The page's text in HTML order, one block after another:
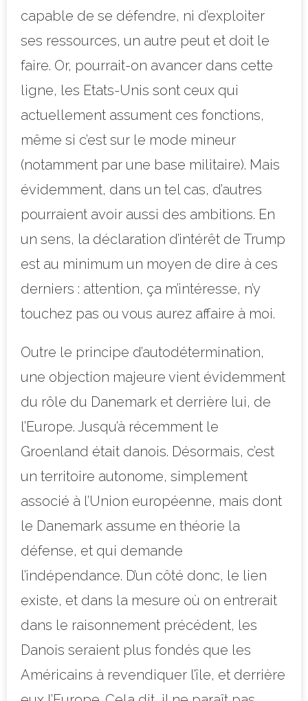
capable de se défendre, ni d’exploiter
ses ressources, un autre peut et doit le
faire. Or, pourrait-on avancer dans cette
ligne, les Etats-Unis sont ceux qui
actuellement assument ces fonctions,
même si c’est sur le mode mineur
(notamment par une base militaire). Mais
évidemment, dans un tel cas, d’autres
pourraient avoir aussi des ambitions. En
un sens, la déclaration d’intérêt de Trump
est au minimum un moyen de dire à ces
derniers : attention, ça m’intéresse, n’y
touchez pas ou vous aurez affaire à moi.
Outre le principe d’autodétermination,
une objection majeure vient évidemment
du rôle du Danemark et derrière lui, de
l’Europe. Jusqu’à récemment le
Groenland était danois. Désormais, c’est
un territoire autonome, simplement
associé à l’Union européenne, mais dont
le Danemark assume en théorie la
défense, et qui demande
l’indépendance. D’un côté donc, le lien
existe, et dans la mesure où on entrerait
dans le raisonnement précédent, les
Danois seraient plus fondés que les
Américains à revendiquer l’île, et derrière